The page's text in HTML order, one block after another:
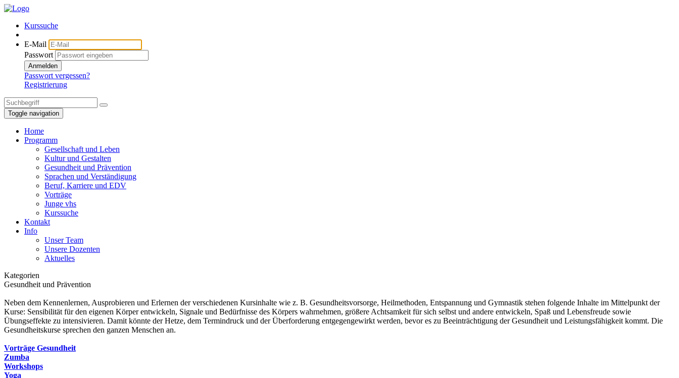
Kurssuche
E-Mail
Passwort
Anmelden
Passwort vergessen?
Registrierung
Toggle navigation
Home
Programm
Gesellschaft und Leben
Kultur und Gestalten
Gesundheit und Prävention
Sprachen und Verständigung
Beruf, Karriere und EDV
Vorträge
Junge vhs
Kurssuche
Kontakt
Info
Unser Team
Unsere Dozenten
Aktuelles
Kategorien
Gesundheit und Prävention
Neben dem Kennenlernen, Ausprobieren und Erlernen der verschiedenen Kursinhalte wie z. B. Gesundheitsvorsorge, Heilmethoden, Entspannung und Gymnastik stehen folgende Inhalte im Mittelpunkt der
Kurse: Sensibilität für den eigenen Körper entwickeln, Signale und Bedürfnisse des Körpers wahrnehmen, größere Achtsamkeit für sich selbst und andere entwickeln, Spaß und Lebensfreude sowie
Übungseffekte zu intensivieren. Damit könnte der Hetze, dem Termindruck und der Überforderung entgegengewirkt werden, bevor es zu Beeinträchtigung der Gesundheit und Leistungsfähigkeit kommt. Die
Gesundheitskurse sprechen den ganzen Menschen an.
Vorträge Gesundheit
Zumba
Workshops
Yoga